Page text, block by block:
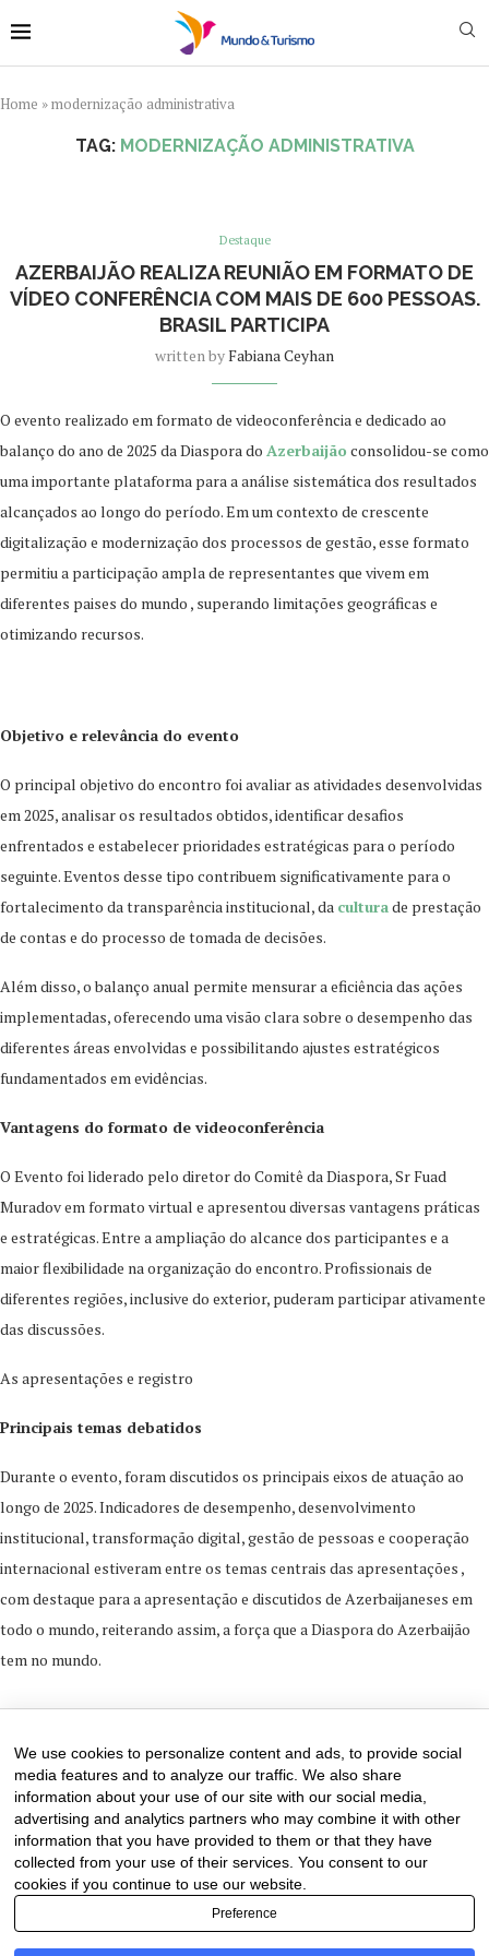
Home »modernização administrativa
TAG: MODERNIZAÇÃO ADMINISTRATIVA
Destaque
AZERBAIJÃO REALIZA REUNIÃO EM FORMATO DE
VÍDEO CONFERÊNCIA COM MAIS DE 600 PESSOAS.
BRASIL PARTICIPA
written byFabiana Ceyhan
O evento realizado em formato de videoconferência e dedicado ao
balanço do ano de 2025 da Diaspora do Azerbaijão consolidou-se como
uma importante plataforma para a análise sistemática dos resultados
alcançados ao longo do período. Em um contexto de crescente
digitalização e modernização dos processos de gestão, esse formato
permitiu a participação ampla de representantes que vivem em
diferentes paises do mundo , superando limitações geográficas e
otimizando recursos.
Objetivo e relevância do evento
O principal objetivo do encontro foi avaliar as atividades desenvolvidas
em 2025, analisar os resultados obtidos, identificar desafios
enfrentados e estabelecer prioridades estratégicas para o período
seguinte. Eventos desse tipo contribuem significativamente para o
fortalecimento da transparência institucional, da culturade prestação
de contas e do processo de tomada de decisões.
Além disso, o balanço anual permite mensurar a eficiência das ações
implementadas, oferecendo uma visão clara sobre o desempenho das
diferentes áreas envolvidas e possibilitando ajustes estratégicos
fundamentados em evidências.
Vantagens do formato de videoconferência
O Evento foi liderado pelo diretor do Comitê da Diaspora, Sr Fuad
Muradov em formato virtual e apresentou diversas vantagens práticas
e estratégicas. Entre a ampliação do alcance dos participantes e a
maior flexibilidade na organização do encontro. Profissionais de
diferentes regiões, inclusive do exterior, puderam participar ativamente
das discussões.
As apresentações e registro
Principais temas debatidos
Durante o evento, foram discutidos os principais eixos de atuação ao
longo de 2025. Indicadores de desempenho, desenvolvimento
institucional, transformação digital, gestão de pessoas e cooperação
internacional estiveram entre os temas centrais das apresentações ,
com destaque para a apresentação e discutidos de Azerbaijaneses em
todo o mundo, reiterando assim, a força que a Diaspora do Azerbaijão
tem no mundo.
We use cookies to personalize content and ads, to provide social
media features and to analyze our traffic. We also share
information about your use of our site with our social media,
advertising and analytics partners who may combine it with other
information that you have provided to them or that they have
collected from your use of their services. You consent to our
cookies if you continue to use our website.
Preference